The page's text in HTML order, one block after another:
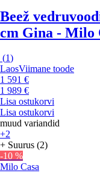
Beež
cm Gina - Milo
(1)
LaosViimane toode
1 591 €
1 989 €
Lisa ostukorvi
Lisa ostukorvi
muud variandid
+2
+ Suurus (2)
-10 %
Milo Casa